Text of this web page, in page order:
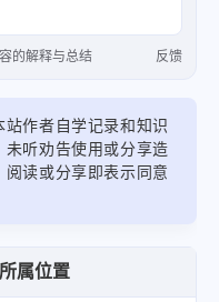
的解释与总结 反馈
作者自学记录和知识
听劝告使用或分享造
读或分享即表示同意
所属位置